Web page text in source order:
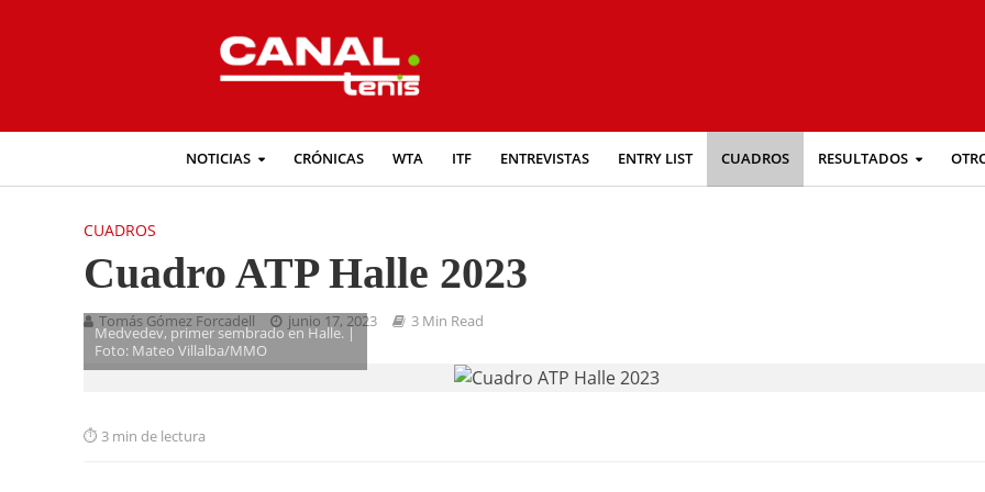
NOTICIAS CRÓNICAS WTA ITF ENTREVISTAS ENTRY LIST CUADROS RESULTADOS
CUADROS
Cuadro ATP Halle 2023
Tomás Gómez Forcadell junio 17, 2023 3 Min Read
Medvedev, primer sembrado en Halle. |
Foto: Mateo Villalba/MMO
3 min de lectura